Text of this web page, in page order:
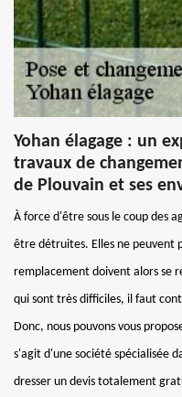
Yohan élagage : un
travaux de
de Plouvain et ses
À force d'être sous le coup des
être détruites. Elles ne peuvent
remplacement doivent alors se
qui sont très difficiles, il faut
Donc, nous pouvons vous
s'agit d'une société spécialisée
dresser un devis totalement